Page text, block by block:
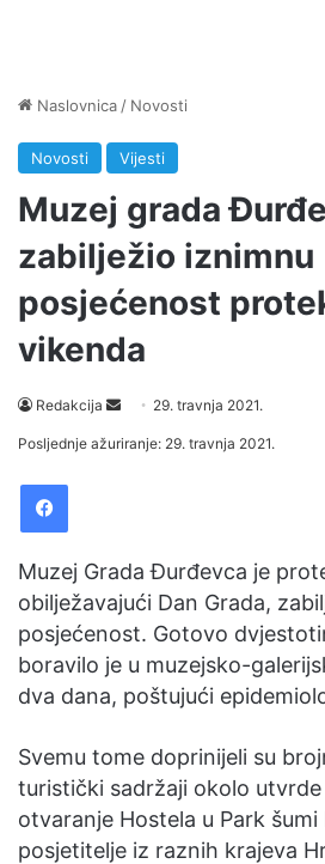
Naslovnica / Novosti
Novosti Vijesti
Muzej grada
zabilježio iznimnu
posjećenost
vikenda
Redakcija
Send 29. travnja 2021.
Posljednje ažuriranje: 29. travnja 2021.
Facebook
Muzej Grada Đurđevca je
obilježavajući Dan Grada,
posjećenost. Gotovo
boravilo je u muzejsko-
dva dana, poštujući
Svemu tome doprinijeli su
turistički sadržaji okolo
otvaranje Hostela u Park
posjetitelje iz raznih krajeva